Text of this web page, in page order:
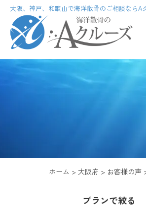
大阪、神戸、和歌山で海洋散骨のご相談ならA
ホーム 大阪府 お客様の声
プランで絞る